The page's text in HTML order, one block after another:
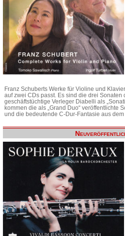
Franz Schuberts Werke für Violine und
auf zwei CDs passt. Es sind die drei
geschäftstüchtige Verleger Diabelli als
kommen die als „Grand Duo“ veröffentlichte
und die bedeutende C-Dur-Fantasie aus dem